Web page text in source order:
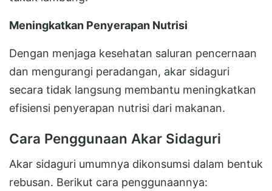
Meningkatkan Penyerapan Nutrisi
Dengan menjaga kesehatan saluran pencernaan
dan mengurangi peradangan, akar sidaguri
secara tidak langsung membantu meningkatkan
efisiensi penyerapan nutrisi dari makanan.
Cara Penggunaan Akar Sidaguri
Akar sidaguri umumnya dikonsumsi dalam bentuk
rebusan. Berikut cara penggunaannya: